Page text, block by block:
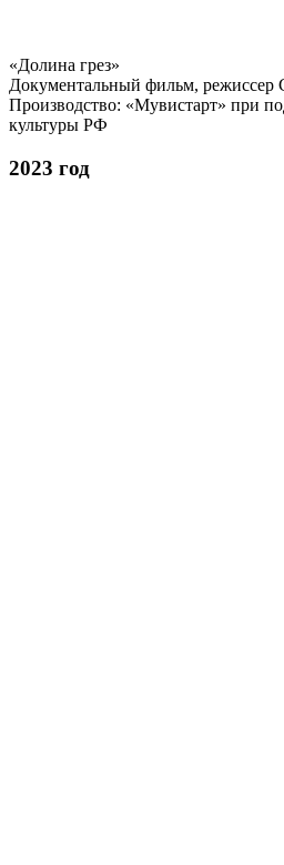
«Долина грез»
Документальный фильм, режиссер
Производство: «Мувистарт» при
культуры РФ
2023 год